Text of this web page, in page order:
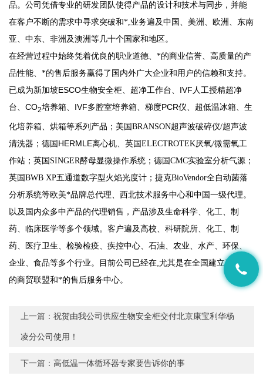
品。公司凭借专业的研发团队使得产品的设计和技术与同步，并能
在客户不断的需求中寻求突破和*,业务遍及中国、美洲、欧洲、东南
亚、中东、非洲及澳洲等几十个国家和地区。
在经营过程中始终凭着优良的职业道德、*的商业信誉、高质量的产
品性能、*的售后服务赢得了国内外广大企业和用户的信赖和支持。
已成为新加坡ESCO生物安全柜、超净工作台、 IVF 人工授精超净
台、CO2培养箱、 IVF多腔室培养箱、梯度PCR仪、超低温冰箱、生
化培养箱、烘箱等系列产品；美国BRANSON超声波破碎仪/超声波
清洗器；德国 HERMLE离心机、英国ELECTROTEK厌氧/微需氧工
作站；英国SINGER酵母显微操作系统；德国CMC实验室分析气源；
英国BWB XP五通道数字型火焰光度计；捷克BioVendor全自动菌落
分析系统等欧美*品牌总代理、西北技术服务中心和中国一级代理。
以及国内众多中产品的代理销售， 产品涉及生命科学、化工、制
药、临床医学等多个领域。客户遍及高校、科研院所、化工、制
药、医疗卫生、检验检疫、疾控中心、石油、农业、水产、环保、
企业、食品等多个行业。 目前公司已经在 ,尤其是在全国建立了广泛
的商贸联盟和*的售后服务中心。
上一篇：祝贺由我公司供应生物安全柜交付北京康宝利华杨
凌分公司使用！
下一篇：高低温一体循环器专家要告诉你的事